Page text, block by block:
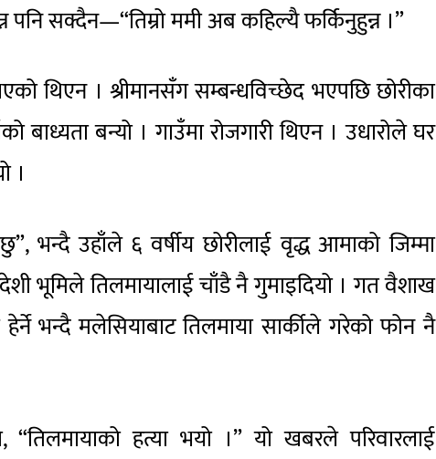
सक्दैन—“तिम्रो ममी अब कहिल्यै फर्किनुहुन्न ।”
थिएन । श्रीमानसँग सम्बन्धविच्छेद भएपछि छोरीका
बाध्यता बन्यो । गाउँमा रोजगारी थिएन । उधारोले घर
।
भन्दै उहाँले ६ वर्षीय छोरीलाई वृद्ध आमाको जिम्मा
भूमिले तिलमायालाई चाँडै नै गुमाइदियो । गत वैशाख
भन्दै मलेसियाबाट तिलमाया सार्कीले गरेको फोन नै
हत्या भयो ।” यो खबरले परिवारलाई